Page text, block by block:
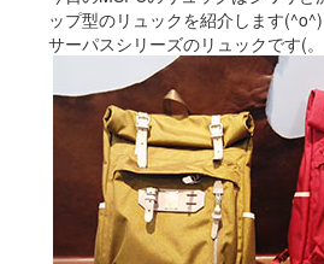
ップ型のリュックを紹介します
サーパスシリーズのリュックです(